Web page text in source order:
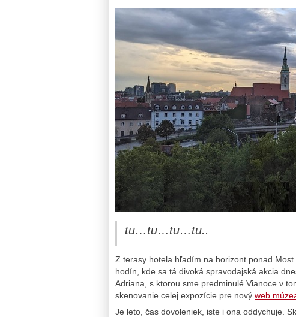
tu…tu…tu…tu..
Z terasy hotela hľadím na horizont ponad
hodín, kde sa tá divoká spravodajská akcia
Adriana, s ktorou sme predminulé Vianoce v
skenovanie celej expozície pre nový web
Je leto, čas dovoleniek, iste i ona oddychuje.